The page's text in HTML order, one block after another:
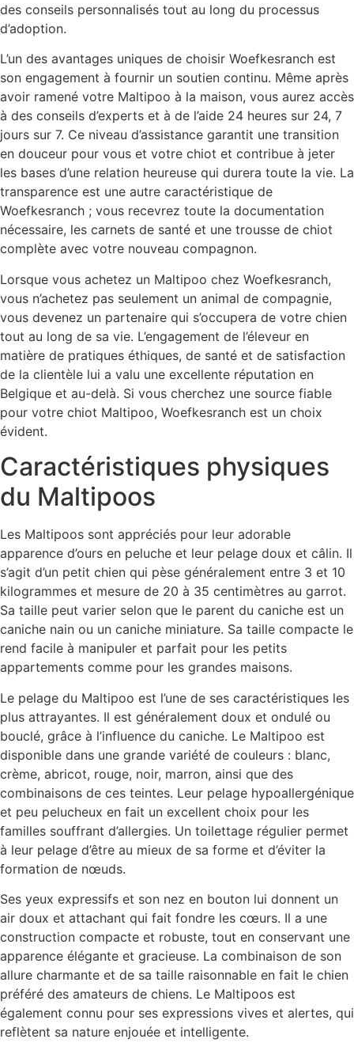
des conseils personnalisés tout au long du processus
d’adoption.
L’un des avantages uniques de choisir Woefkesranch est
son engagement à fournir un soutien continu. Même après
avoir ramené votre Maltipoo à la maison, vous aurez accès
à des conseils d’experts et à de l’aide 24 heures sur 24, 7
jours sur 7. Ce niveau d’assistance garantit une transition
en douceur pour vous et votre chiot et contribue à jeter
les bases d’une relation heureuse qui durera toute la vie. La
transparence est une autre caractéristique de
Woefkesranch ; vous recevrez toute la documentation
nécessaire, les carnets de santé et une trousse de chiot
complète avec votre nouveau compagnon.
Lorsque vous achetez un Maltipoo chez Woefkesranch,
vous n’achetez pas seulement un animal de compagnie,
vous devenez un partenaire qui s’occupera de votre chien
tout au long de sa vie. L’engagement de l’éleveur en
matière de pratiques éthiques, de santé et de satisfaction
de la clientèle lui a valu une excellente réputation en
Belgique et au-delà. Si vous cherchez une source fiable
pour votre chiot Maltipoo, Woefkesranch est un choix
évident.
Caractéristiques physiques
du Maltipoos
Les Maltipoos sont appréciés pour leur adorable
apparence d’ours en peluche et leur pelage doux et câlin. Il
s’agit d’un petit chien qui pèse généralement entre 3 et 10
kilogrammes et mesure de 20 à 35 centimètres au garrot.
Sa taille peut varier selon que le parent du caniche est un
caniche nain ou un caniche miniature. Sa taille compacte le
rend facile à manipuler et parfait pour les petits
appartements comme pour les grandes maisons.
Le pelage du Maltipoo est l’une de ses caractéristiques les
plus attrayantes. Il est généralement doux et ondulé ou
bouclé, grâce à l’influence du caniche. Le Maltipoo est
disponible dans une grande variété de couleurs : blanc,
crème, abricot, rouge, noir, marron, ainsi que des
combinaisons de ces teintes. Leur pelage hypoallergénique
et peu pelucheux en fait un excellent choix pour les
familles souffrant d’allergies. Un toilettage régulier permet
à leur pelage d’être au mieux de sa forme et d’éviter la
formation de nœuds.
Ses yeux expressifs et son nez en bouton lui donnent un
air doux et attachant qui fait fondre les cœurs. Il a une
construction compacte et robuste, tout en conservant une
apparence élégante et gracieuse. La combinaison de son
allure charmante et de sa taille raisonnable en fait le chien
préféré des amateurs de chiens. Le Maltipoos est
également connu pour ses expressions vives et alertes, qui
reflètent sa nature enjouée et intelligente.